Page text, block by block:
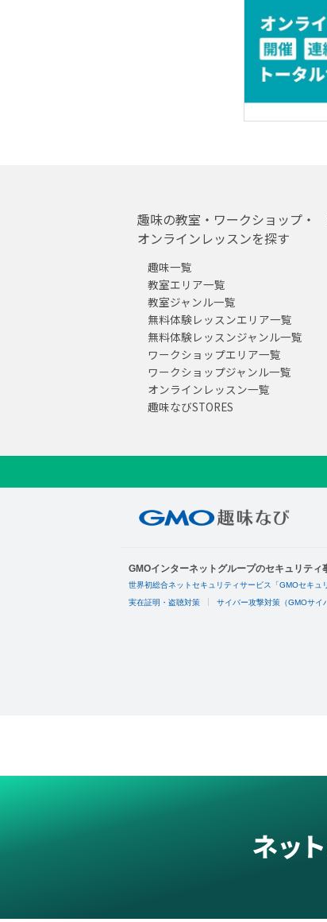
趣味の教室・ワークショップ・
オンラインレッスンを探す
趣味一覧
教室エリア一覧
教室ジャンル一覧
無料体験レッスンエリア一覧
無料体験レッスンジャンル一覧
ワークショップエリア一覧
ワークショップジャンル一覧
オンラインレッスン一覧
趣味なびSTORES